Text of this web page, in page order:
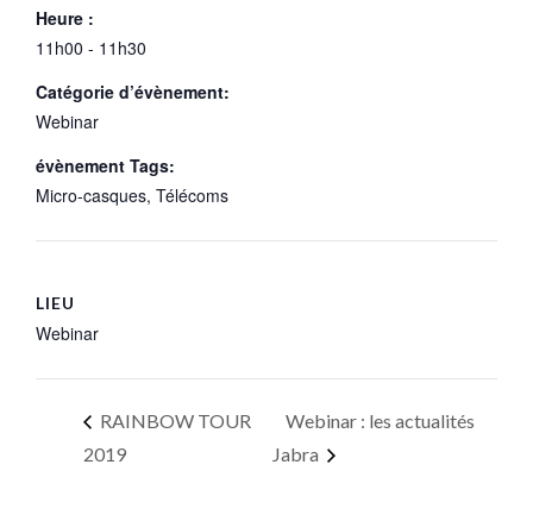
Heure :
11h00 - 11h30
Catégorie d’évènement:
Webinar
évènement Tags:
Micro-casques, Télécoms
LIEU
Webinar
RAINBOW TOUR
2019
Webinar : les actualités
Jabra